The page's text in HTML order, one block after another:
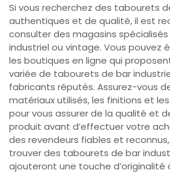
Si vous recherchez des tabourets
authentiques et de qualité, il est
consulter des magasins
industriel ou vintage. Vous pouvez
les boutiques en ligne qui
variée de tabourets de bar
fabricants réputés. Assurez-vous
matériaux utilisés, les finitions et
pour vous assurer de la qualité et
produit avant d’effectuer votre
des revendeurs fiables et
trouver des tabourets de bar
ajouteront une touche d’originalité